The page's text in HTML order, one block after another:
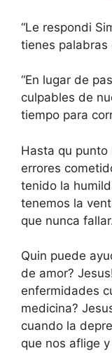
“Le respondi
tienes palabras
“En lugar de
culpables de
tiempo para
Hasta qu punto
errores
tenido la
tenemos la
que nunca
Quin puede
de amor?
enfermidades
medicina?
cuando la
que nos aflige